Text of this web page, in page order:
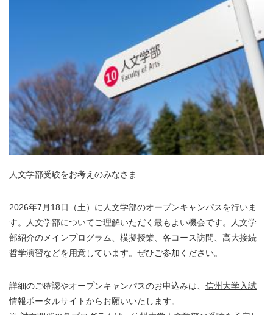
人文学部受験をお考えのみなさま
2026年7月18日（土）に人文学部のオープンキャンパスを行いま
す。人文学部についてご理解いただく最もよい機会です。人文学
部紹介のメインプログラム、模擬授業、各コース訪問、高大接続
哲学演習などを用意しています。ぜひご参加ください。
詳細のご確認やオープンキャンパスのお申込みは、 信州大学入試
情報ポータルサイトからお願いいたします。